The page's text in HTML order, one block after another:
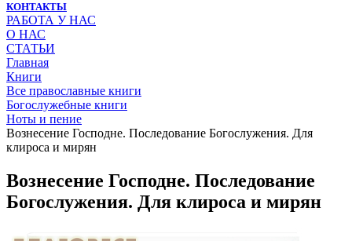
КОНТАКТЫ
РАБОТА У НАС
О НАС
СТАТЬИ
Главная
Книги
Все православные книги
Богослужебные книги
Ноты и пение
Вознесение Господне. Последование Богослужения. Для
клироса и мирян
Вознесение Господне. Последование
Богослужения. Для клироса и мирян